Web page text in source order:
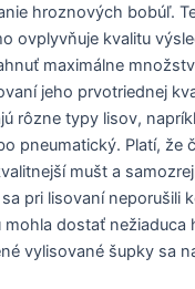
hroznových bobúľ.
ovplyvňuje kvalitu
maximálne
jeho prvotriednej
rôzne typy lisov,
pneumatický. Platí, že
mušt a
sa pri lisovaní neporušili
dostať nežiaduca
vylisované šupky sa